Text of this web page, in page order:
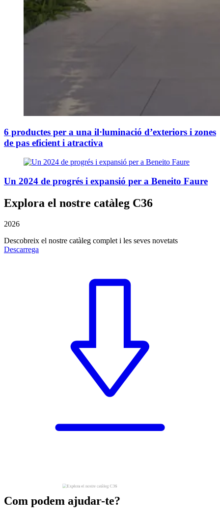
6 productes per a una il·luminació d’exteriors i zones
de pas eficient i atractiva
Un 2024 de progrés i expansió per a Beneito Faure
Explora el nostre catàleg C36
2026
Descobreix el nostre catàleg complet i les seves novetats
Descarrega
Com podem ajudar-te?